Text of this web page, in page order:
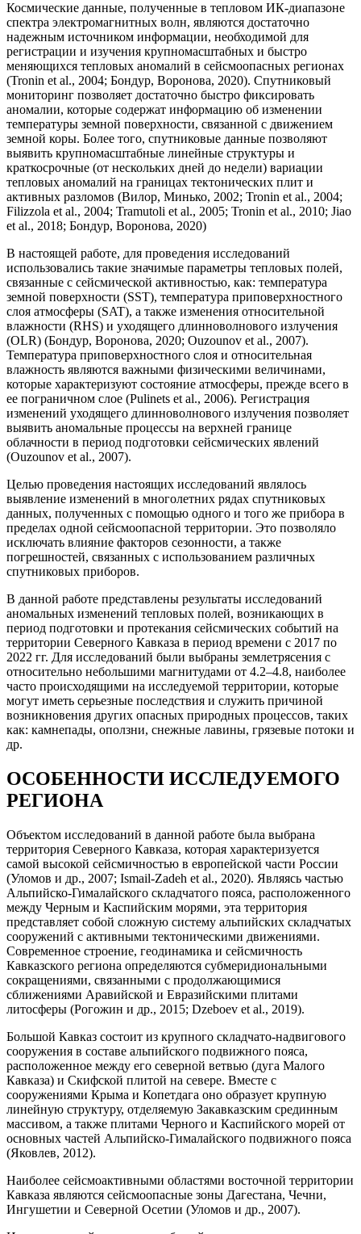
Космические данные, полученные в тепловом ИК-диапазоне
спектра электромагнитных волн, являются достаточно
надежным источником информации, необходимой для
регистрации и изучения крупномасштабных и быстро
меняющихся тепловых аномалий в сейсмоопасных регионах
(Tronin et al., 2004; Бондур, Воронова, 2020). Спутниковый
мониторинг позволяет достаточно быстро фиксировать
аномалии, которые содержат информацию об изменении
температуры земной поверхности, связанной с движением
земной коры. Более того, спутниковые данные позволяют
выявить крупномасштабные линейные структуры и
краткосрочные (от нескольких дней до недели) вариации
тепловых аномалий на границах тектонических плит и
активных разломов (Вилор, Минько, 2002; Tronin et al., 2004;
Filizzola et al., 2004; Tramutoli et al., 2005; Tronin et al., 2010; Jiao
et al., 2018; Бондур, Воронова, 2020)
В настоящей работе, для проведения исследований
использовались такие значимые параметры тепловых полей,
связанные с сейсмической активностью, как: температура
земной поверхности (SST), температура приповерхностного
слоя атмосферы (SAT), а также изменения относительной
влажности (RHS) и уходящего длинноволнового излучения
(OLR) (Бондур, Воронова, 2020; Ouzounov et al., 2007).
Температура приповерхностного слоя и относительная
влажность являются важными физическими величинами,
которые характеризуют состояние атмосферы, прежде всего в
ее пограничном слое (Pulinets et al., 2006). Регистрация
изменений уходящего длинноволнового излучения позволяет
выявить аномальные процессы на верхней границе
облачности в период подготовки сейсмических явлений
(Ouzounov et al., 2007).
Целью проведения настоящих исследований являлось
выявление изменений в многолетних рядах спутниковых
данных, полученных с помощью одного и того же прибора в
пределах одной сейсмоопасной территории. Это позволяло
исключать влияние факторов сезонности, а также
погрешностей, связанных с использованием различных
спутниковых приборов.
В данной работе представлены результаты исследований
аномальных изменений тепловых полей, возникающих в
период подготовки и протекания сейсмических событий на
территории Северного Кавказа в период времени с 2017 по
2022 гг. Для исследований были выбраны землетрясения с
относительно небольшими магнитудами от 4.2–4.8, наиболее
часто происходящими на исследуемой территории, которые
могут иметь серьезные последствия и служить причиной
возникновения других опасных природных процессов, таких
как: камнепады, оползни, снежные лавины, грязевые потоки и
др.
ОСОБЕННОСТИ ИССЛЕДУЕМОГО
РЕГИОНА
Объектом исследований в данной работе была выбрана
территория Северного Кавказа, которая характеризуется
самой высокой сейсмичностью в европейской части России
(Уломов и др., 2007; Ismail-Zadeh et al., 2020). Являясь частью
Альпийско-Гималайского складчатого пояса, расположенного
между Черным и Каспийским морями, эта территория
представляет собой сложную систему альпийских складчатых
сооружений с активными тектоническими движениями.
Современное строение, геодинамика и сейсмичность
Кавказского региона определяются субмеридиональными
сокращениями, связанными с продолжающимися
сближениями Аравийской и Евразийскими плитами
литосферы (Рогожин и др., 2015; Dzeboev et al., 2019).
Большой Кавказ состоит из крупного складчато-надвигового
сооружения в составе альпийского подвижного пояса,
расположенное между его северной ветвью (дуга Малого
Кавказа) и Скифской плитой на севере. Вместе с
сооружениями Крыма и Копетдага оно образует крупную
линейную структуру, отделяемую Закавказским срединным
массивом, а также плитами Черного и Каспийского морей от
основных частей Альпийско-Гималайского подвижного пояса
(Яковлев, 2012).
Наиболее сейсмоактивными областями восточной территории
Кавказа являются сейсмоопасные зоны Дагестана, Чечни,
Ингушетии и Северной Осетии (Уломов и др., 2007).